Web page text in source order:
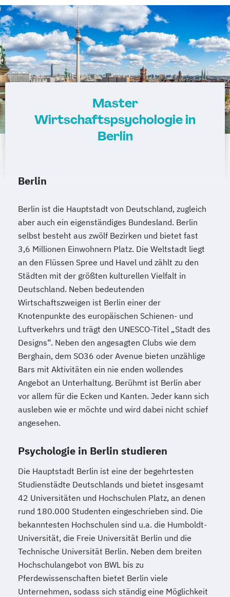
Master
Wirtschaftspsychologie in
Berlin
Berlin
Berlin ist die Hauptstadt von Deutschland, zugleich
aber auch ein eigenständiges Bundesland. Berlin
selbst besteht aus zwölf Bezirken und bietet fast
3,6 Millionen Einwohnern Platz. Die Weltstadt liegt
an den Flüssen Spree und Havel und zählt zu den
Städten mit der größten kulturellen Vielfalt in
Deutschland. Neben bedeutenden
Wirtschaftszweigen ist Berlin einer der
Knotenpunkte des europäischen Schienen- und
Luftverkehrs und trägt den UNESCO-Titel „Stadt des
Designs“. Neben den angesagten Clubs wie dem
Berghain, dem SO36 oder Avenue bieten unzählige
Bars mit Aktivitäten ein nie enden wollendes
Angebot an Unterhaltung. Berühmt ist Berlin aber
vor allem für die Ecken und Kanten. Jeder kann sich
ausleben wie er möchte und wird dabei nicht schief
angesehen.
Psychologie in Berlin studieren
Die Hauptstadt Berlin ist eine der begehrtesten
Studienstädte Deutschlands und bietet insgesamt
42 Universitäten und Hochschulen Platz, an denen
rund 180.000 Studenten eingeschrieben sind. Die
bekanntesten Hochschulen sind u.a. die Humboldt-
Universität, die Freie Universität Berlin und die
Technische Universität Berlin. Neben dem breiten
Hochschulangebot von BWL bis zu
Pferdewissenschaften bietet Berlin viele
Unternehmen, sodass sich ständig eine Möglichkeit